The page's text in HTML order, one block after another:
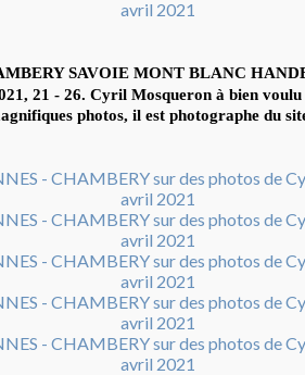
SAVOIE MONT BLANC
21 - 26. Cyril Mosqueron à bien voulu
photos, il est photographe du